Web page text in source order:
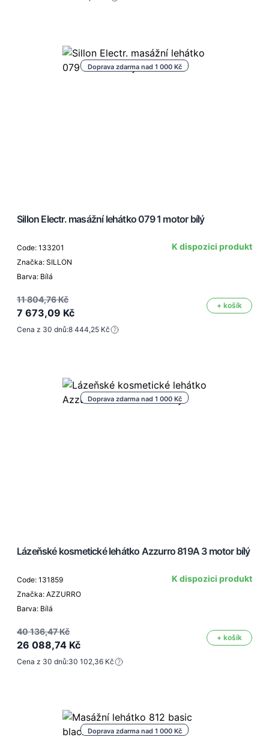
Doprava zdarma nad 1 000 Kč
Sillon Electr. masážní lehátko 079 1 motor bílý
Code: 133201
Značka: SILLON
Barva: Bílá
K dispozici produkt
11 804,76 Kč
7 673,09 Kč
+ košík
Cena z 30 dnů:8 444,25 Kč
Doprava zdarma nad 1 000 Kč
Lázeňské kosmetické lehátko Azzurro 819A 3 motor bílý
Code: 131859
Značka: AZZURRO
Barva: Bílá
K dispozici produkt
40 136,47 Kč
26 088,74 Kč
+ košík
Cena z 30 dnů:30 102,36 Kč
Doprava zdarma nad 1 000 Kč